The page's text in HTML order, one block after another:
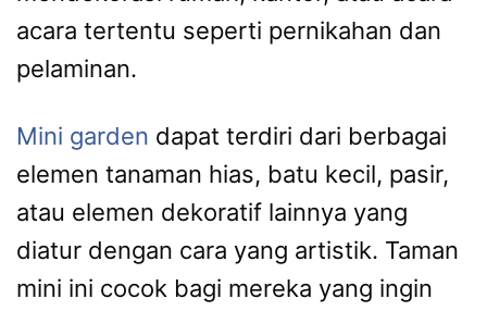
acara tertentu seperti pernikahan dan
pelaminan.
Mini garden dapat terdiri dari berbagai
elemen tanaman hias, batu kecil, pasir,
atau elemen dekoratif lainnya yang
diatur dengan cara yang artistik. Taman
mini ini cocok bagi mereka yang ingin